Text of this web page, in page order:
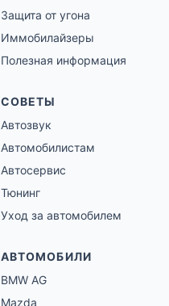
Защита от угона
Иммобилайзеры
Полезная информация
СОВЕТЫ
Автозвук
Автомобилистам
Автосервис
Тюнинг
Уход за автомобилем
АВТОМОБИЛИ
BMW AG
Mazda